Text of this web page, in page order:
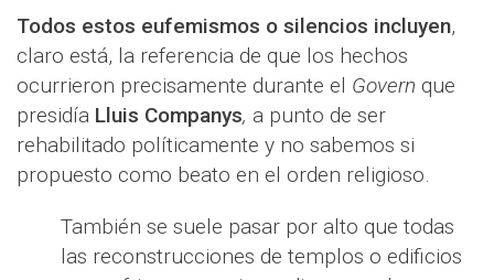
Todos estos eufemismos o silencios incluyen,
claro está, la referencia de que los hechos
ocurrieron precisamente durante el Govern que
presidía Lluis Companys, a punto de ser
rehabilitado políticamente y no sabemos si
propuesto como beato en el orden religioso.
También se suele pasar por alto que todas
las reconstrucciones de templos o edificios